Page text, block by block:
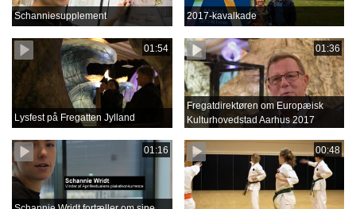
Schanniesupplement 2017-kavalkade
01:54
Lysfest på Fregatten Jylland
01:36
Fregatdirektøren om Europæisk
Kulturhovedstad Aarhus 2017
01:16 00:48